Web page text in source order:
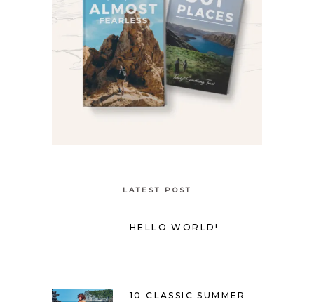
LATEST POST
HELLO WORLD!
10 CLASSIC SUMMER